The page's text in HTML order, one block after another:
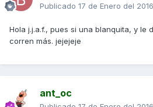
Publicado 17 de Enero del 2016
Hola j.j.a.f., pues si una blanquita, y le
corren más. jejejeje
ant_oc